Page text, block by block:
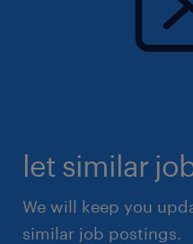
let similar
We will keep you
similar job postings.